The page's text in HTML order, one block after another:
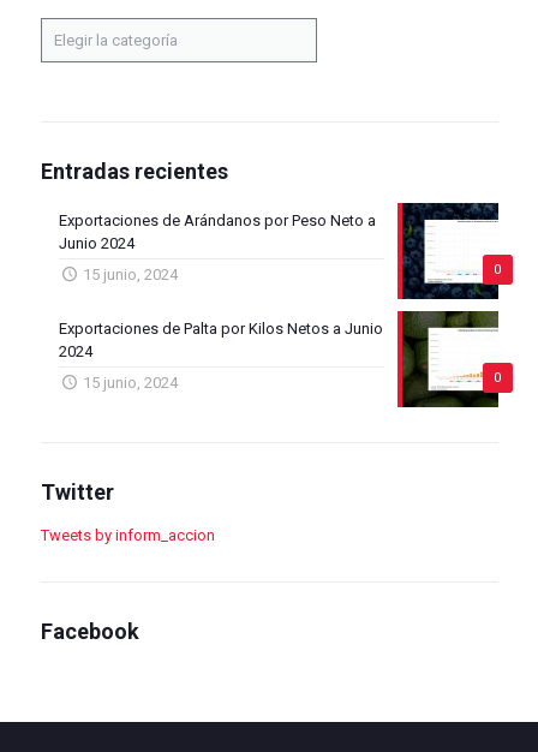
Entradas recientes
0
Exportaciones de Arándanos por Peso Neto a
Junio 2024
15 junio, 2024
0
Exportaciones de Palta por Kilos Netos a Junio
2024
15 junio, 2024
Twitter
Tweets by inform_accion
Facebook